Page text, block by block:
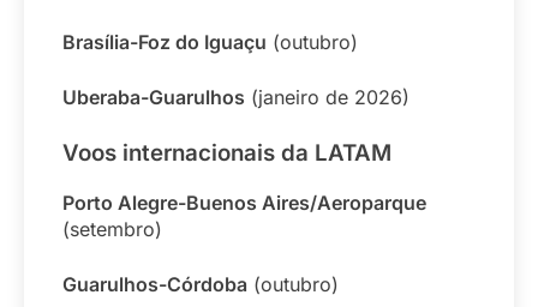
Brasília-Foz do Iguaçu (outubro)
Uberaba-Guarulhos (janeiro de 2026)
Voos internacionais da LATAM
Porto Alegre-Buenos Aires/Aeroparque
(setembro)
Guarulhos-Córdoba (outubro)